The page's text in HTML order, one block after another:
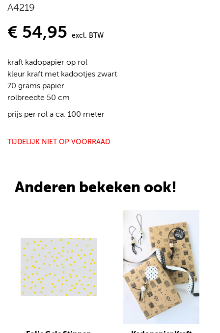
A4219
€ 54,95 excl. BTW
kraft kadopapier op rol
kleur kraft met kadootjes zwart
70 grams papier
rolbreedte 50 cm
prijs per rol a ca. 100 meter
TIJDELIJK NIET OP VOORRAAD
Anderen bekeken ook!